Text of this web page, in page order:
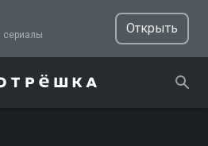
ТВ, фильмы и сериалы
Открыть